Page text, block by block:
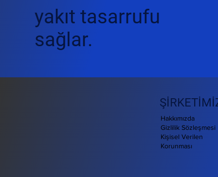
yakıt tasarrufu
sağlar.
Hakkımızda
Gizlilik Sözleşmesi
Kişisel Verilen
Korunması